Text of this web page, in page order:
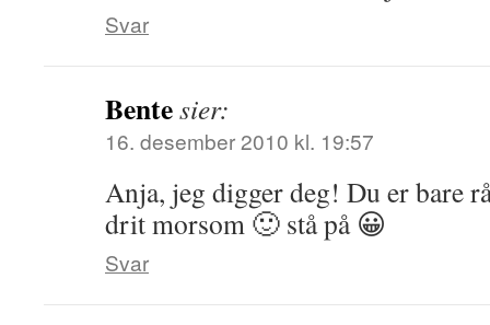
Svar
Bentesier:
16. desember 2010 kl. 19:57
Anja, jeg digger deg! Du er bare
drit morsom 🙂 stå på 😀
Svar